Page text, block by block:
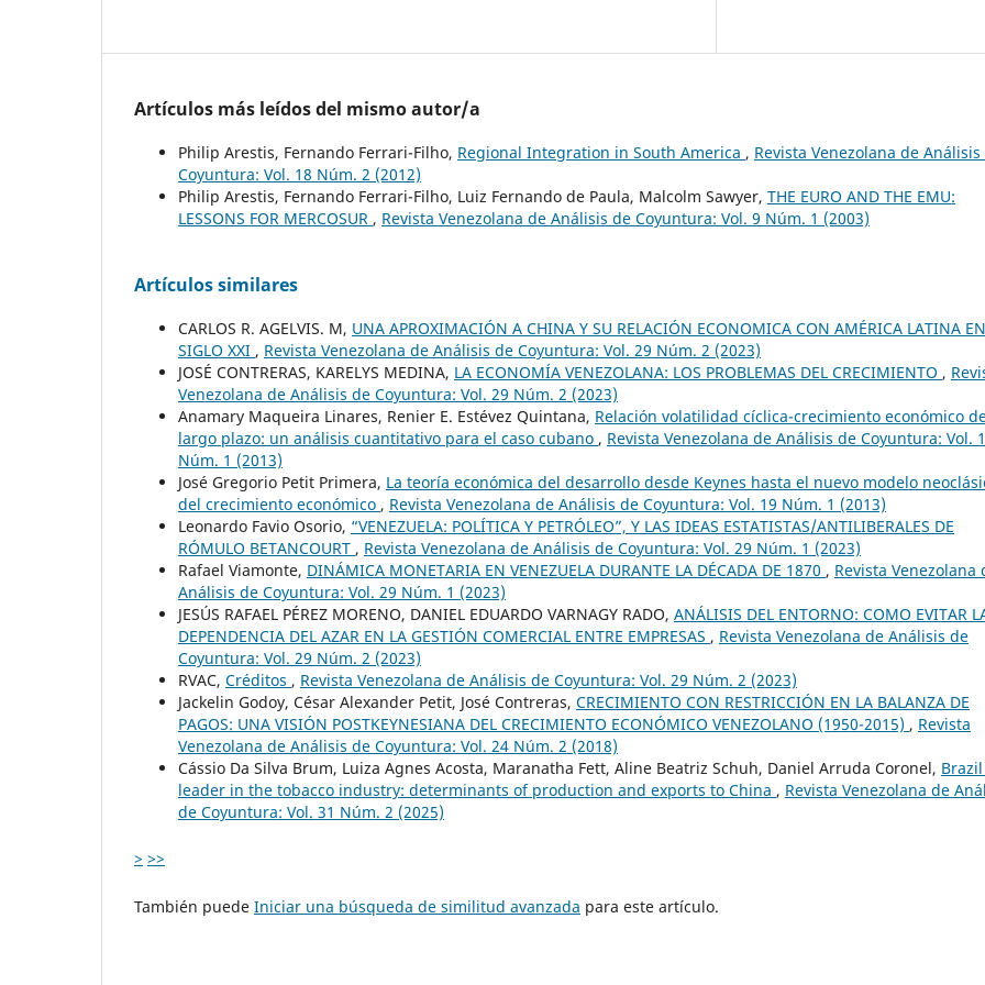
Artículos más leídos del mismo autor/a
Philip Arestis, Fernando Ferrari-Filho, Regional Integration in South America , Revista Venezolana de Análisis
Coyuntura: Vol. 18 Núm. 2 (2012)
Philip Arestis, Fernando Ferrari-Filho, Luiz Fernando de Paula, Malcolm Sawyer, THE EURO AND THE EMU:
LESSONS FOR MERCOSUR , Revista Venezolana de Análisis de Coyuntura: Vol. 9 Núm. 1 (2003)
Artículos similares
CARLOS R. AGELVIS. M, UNA APROXIMACIÓN A CHINA Y SU RELACIÓN ECONOMICA CON AMÉRICA LATINA
SIGLO XXI , Revista Venezolana de Análisis de Coyuntura: Vol. 29 Núm. 2 (2023)
JOSÉ CONTRERAS, KARELYS MEDINA, LA ECONOMÍA VENEZOLANA: LOS PROBLEMAS DEL CRECIMIENTO ,
Venezolana de Análisis de Coyuntura: Vol. 29 Núm. 2 (2023)
Anamary Maqueira Linares, Renier E. Estévez Quintana, Relación volatilidad cíclica-crecimiento económico
largo plazo: un análisis cuantitativo para el caso cubano , Revista Venezolana de Análisis de Coyuntura: Vol.
Núm. 1 (2013)
José Gregorio Petit Primera, La teoría económica del desarrollo desde Keynes hasta el nuevo modelo
del crecimiento económico , Revista Venezolana de Análisis de Coyuntura: Vol. 19 Núm. 1 (2013)
Leonardo Favio Osorio, “VENEZUELA: POLÍTICA Y PETRÓLEO”, Y LAS IDEAS ESTATISTAS/ANTILIBERALES DE
RÓMULO BETANCOURT , Revista Venezolana de Análisis de Coyuntura: Vol. 29 Núm. 1 (2023)
Rafael Viamonte, DINÁMICA MONETARIA EN VENEZUELA DURANTE LA DÉCADA DE 1870 , Revista Venezolana
Análisis de Coyuntura: Vol. 29 Núm. 1 (2023)
JESÚS RAFAEL PÉREZ MORENO, DANIEL EDUARDO VARNAGY RADO, ANÁLISIS DEL ENTORNO: COMO EVITAR
DEPENDENCIA DEL AZAR EN LA GESTIÓN COMERCIAL ENTRE EMPRESAS , Revista Venezolana de Análisis de
Coyuntura: Vol. 29 Núm. 2 (2023)
RVAC, Créditos , Revista Venezolana de Análisis de Coyuntura: Vol. 29 Núm. 2 (2023)
Jackelin Godoy, César Alexander Petit, José Contreras, CRECIMIENTO CON RESTRICCIÓN EN LA BALANZA DE
PAGOS: UNA VISIÓN POSTKEYNESIANA DEL CRECIMIENTO ECONÓMICO VENEZOLANO (1950-2015) , Revista
Venezolana de Análisis de Coyuntura: Vol. 24 Núm. 2 (2018)
Cássio Da Silva Brum, Luiza Agnes Acosta, Maranatha Fett, Aline Beatriz Schuh, Daniel Arruda Coronel,
leader in the tobacco industry: determinants of production and exports to China , Revista Venezolana de
de Coyuntura: Vol. 31 Núm. 2 (2025)
> >>
También puede Iniciar una búsqueda de similitud avanzada para este artículo.